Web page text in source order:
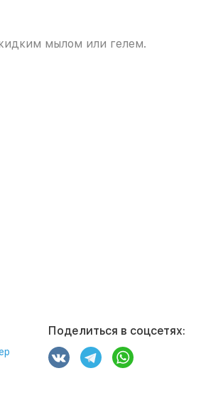
мылом или гелем.
Поделиться в соцсетях: